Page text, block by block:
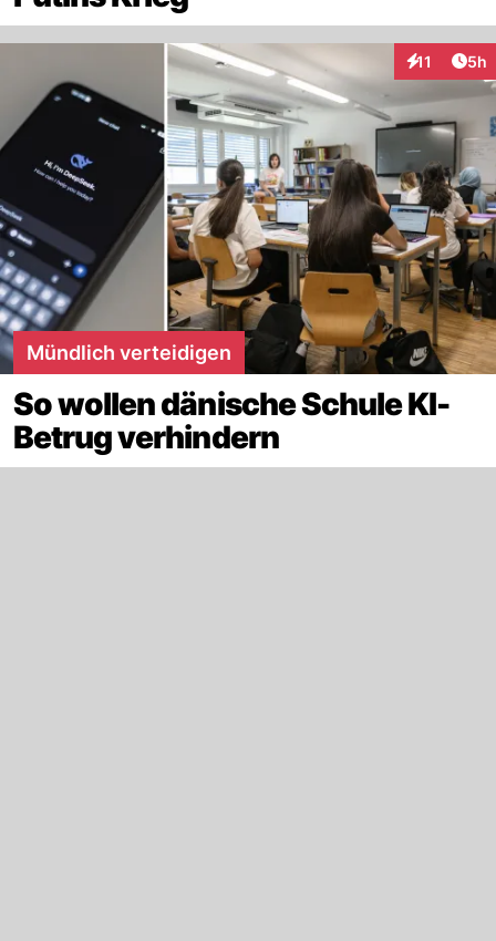
11 5h
Mündlich verteidigen
So wollen dänische Schule KI-
Betrug verhindern